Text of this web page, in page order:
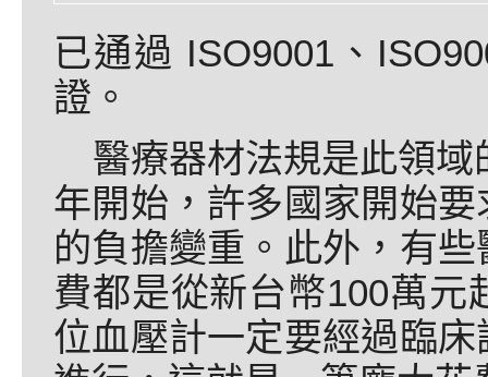
已通過 ISO9001、
證。
醫療器材法規是此領
年開始，許多國家開始
的負擔變重。此外，有
費都是從新台幣100萬元
位血壓計一定要經過臨